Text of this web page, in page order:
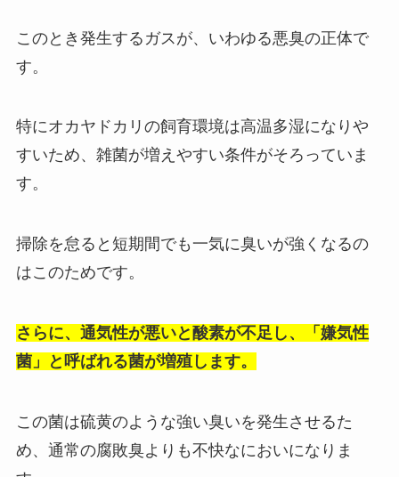
このとき発生するガスが、いわゆる悪臭の正体で
す。
特にオカヤドカリの飼育環境は高温多湿になりや
すいため、雑菌が増えやすい条件がそろっていま
す。
掃除を怠ると短期間でも一気に臭いが強くなるの
はこのためです。
さらに、通気性が悪いと酸素が不足し、「嫌気性
菌」と呼ばれる菌が増殖します。
この菌は硫黄のような強い臭いを発生させるた
め、通常の腐敗臭よりも不快なにおいになりま